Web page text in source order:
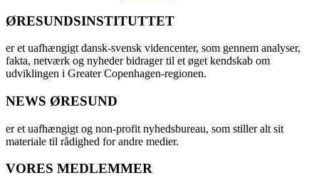
ØRESUNDSINSTITUTTET
er et uafhængigt dansk-svensk videncenter, som gennem analyser,
fakta, netværk og nyheder bidrager til et øget kendskab om
udviklingen i Greater Copenhagen-regionen.
NEWS ØRESUND
er et uafhængigt og non-profit nyhedsbureau, som stiller alt sit
materiale til rådighed for andre medier.
VORES MEDLEMMER